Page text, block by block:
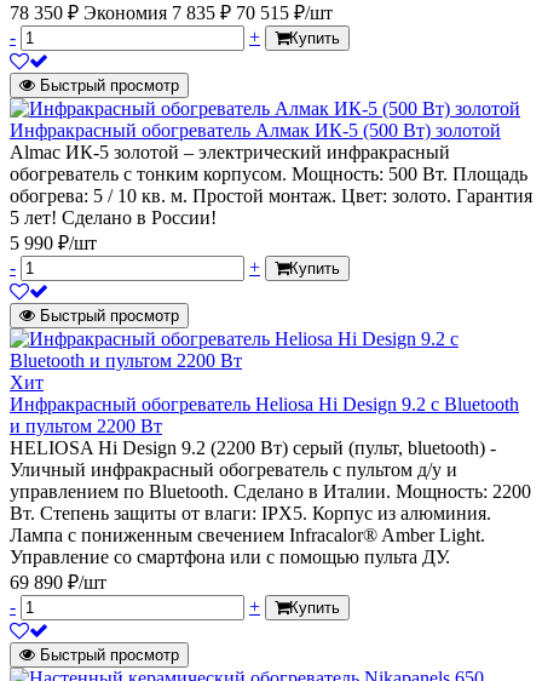
78 350 ₽ Экономия 7 835 ₽ 70 515 ₽/шт
-
+ Купить
Быстрый просмотр
Инфракрасный обогреватель Алмак ИК-5 (500 Вт) золотой
Almac ИК-5 золотой – электрический инфракрасный
обогреватель с тонким корпусом. Мощность: 500 Вт. Площадь
обогрева: 5 / 10 кв. м. Простой монтаж. Цвет: золото. Гарантия
5 лет! Сделано в России!
5 990 ₽/шт
-
+ Купить
Быстрый просмотр
Хит
Инфракрасный обогреватель Heliosa Hi Design 9.2 c Bluetooth
и пультом 2200 Вт
HELIOSA Hi Design 9.2 (2200 Вт) серый (пульт, bluetooth) -
Уличный инфракрасный обогреватель с пультом д/у и
управлением по Bluetooth. Сделано в Италии. Мощность: 2200
Вт. Степень защиты от влаги: IPX5. Корпус из алюминия.
Лампа с пониженным свечением Infracalor® Amber Light.
Управление со смартфона или с помощью пульта ДУ.
69 890 ₽/шт
-
+ Купить
Быстрый просмотр